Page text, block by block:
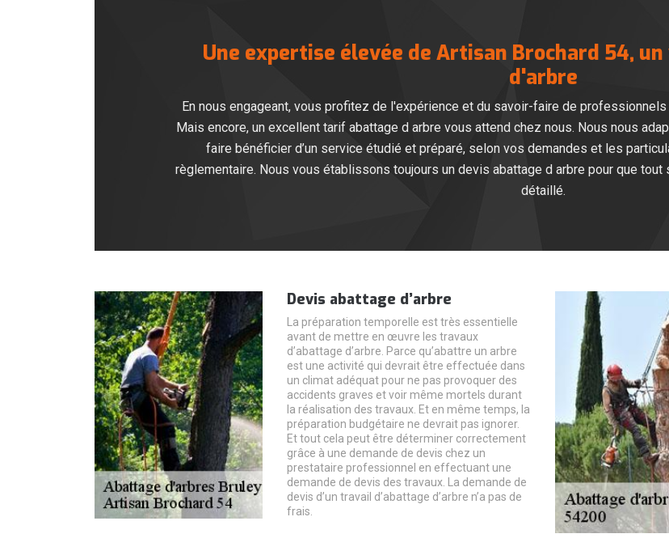
Une expertise élevée de Artisan Brochard 54,
d'arbre
En nous engageant, vous profitez de l'expérience et du savoir-faire de
Mais encore, un excellent tarif abattage d arbre vous attend chez nous. Nous nous
faire bénéficier d’un service étudié et préparé, selon vos demandes et les
règlementaire. Nous vous établissons toujours un devis abattage d arbre pour que
détaillé.
Devis abattage d’arbre
La préparation temporelle est très essentielle
avant de mettre en œuvre les travaux
d’abattage d’arbre. Parce qu’abattre un arbre
est une activité qui devrait être effectuée dans
un climat adéquat pour ne pas provoquer des
accidents graves et voir même mortels durant
la réalisation des travaux. Et en même temps, la
préparation budgétaire ne devrait pas ignorer.
Et tout cela peut être déterminer correctement
grâce à une demande de devis chez un
prestataire professionnel en effectuant une
demande de devis des travaux. La demande de
devis d’un travail d’abattage d’arbre n’a pas de
frais.